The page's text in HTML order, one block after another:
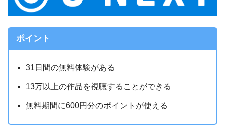
ポイント
31日間の無料体験がある
13万以上の作品を視聴することができる
無料期間に600円分のポイントが使える